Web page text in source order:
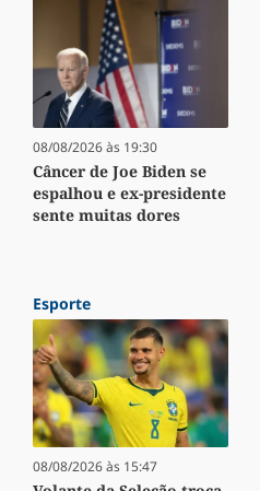
08/08/2026 às 19:30
Câncer de Joe Biden se
espalhou e ex-presidente
sente muitas dores
Esporte
08/08/2026 às 15:47